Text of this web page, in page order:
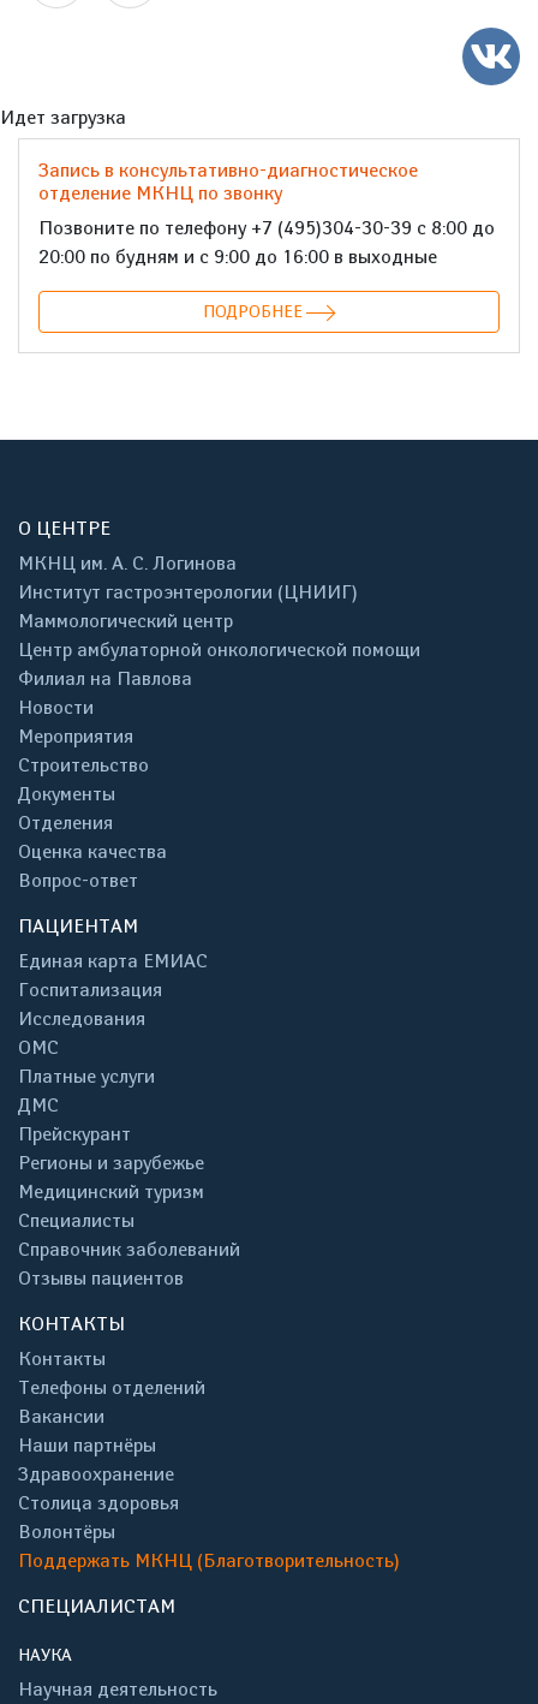
Идет загрузка
Запись в консультативно-диагностическое
отделение МКНЦ по звонку
Позвоните по телефону +7 (495)304-30-39 с 8:00 до
20:00 по будням и с 9:00 до 16:00 в выходные
ПОДРОБНЕЕ
О ЦЕНТРЕ
МКНЦ им. А. С. Логинова
Институт гастроэнтерологии (ЦНИИГ)
Маммологический центр
Центр амбулаторной онкологической помощи
Филиал на Павлова
Новости
Мероприятия
Строительство
Документы
Отделения
Оценка качества
Вопрос-ответ
ПАЦИЕНТАМ
Единая карта ЕМИАС
Госпитализация
Исследования
ОМС
Платные услуги
ДМС
Прейскурант
Регионы и зарубежье
Медицинский туризм
Специалисты
Справочник заболеваний
Отзывы пациентов
КОНТАКТЫ
Контакты
Телефоны отделений
Вакансии
Наши партнёры
Здравоохранение
Столица здоровья
Волонтёры
Поддержать МКНЦ (Благотворительность)
СПЕЦИАЛИСТАМ
НАУКА
Научная деятельность